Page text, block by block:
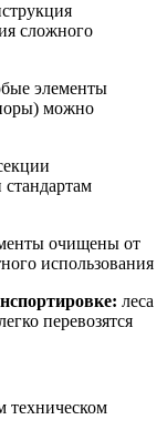
сложного
элементы
можно
очищены от
использования
леса
перевозятся
техническом